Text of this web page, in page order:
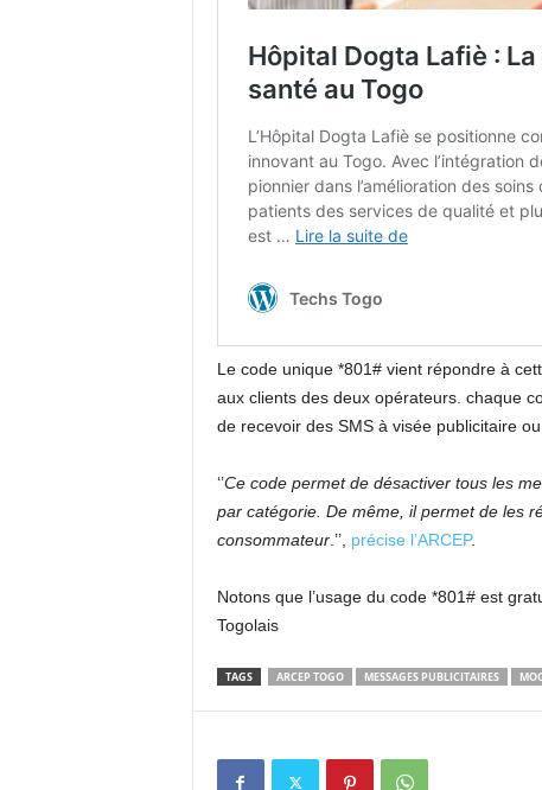
Le code unique *801# vient répondre à
aux clients des deux opérateurs. chaque
de recevoir des SMS à visée publicitaire
‘’Ce code permet de désactiver tous les
par catégorie. De même, il permet de les
consommateur.’’, précise l’ARCEP.
Notons que l’usage du code *801# est
Togolais
TAGS ARCEP TOGO MESSAGES PUBLICITAIRES